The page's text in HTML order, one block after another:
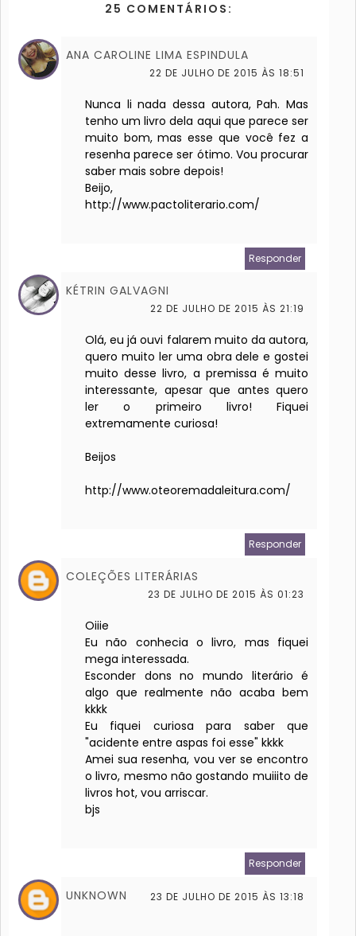
25 COMENTÁRIOS:
ANA CAROLINE LIMA ESPINDULA
22 DE JULHO DE 2015 ÀS 18:51
Nunca li nada dessa autora, Pah. Mas
tenho um livro dela aqui que parece ser
muito bom, mas esse que você fez a
resenha parece ser ótimo. Vou procurar
saber mais sobre depois!
Beijo,
http://www.pactoliterario.com/
Responder
KÉTRIN GALVAGNI
22 DE JULHO DE 2015 ÀS 21:19
Olá, eu já ouvi falarem muito da autora,
quero muito ler uma obra dele e gostei
muito desse livro, a premissa é muito
interessante, apesar que antes quero
ler o primeiro livro! Fiquei
extremamente curiosa!
Beijos
http://www.oteoremadaleitura.com/
Responder
COLEÇÕES LITERÁRIAS
23 DE JULHO DE 2015 ÀS 01:23
Oiiie
Eu não conhecia o livro, mas fiquei
mega interessada.
Esconder dons no mundo literário é
algo que realmente não acaba bem
kkkk
Eu fiquei curiosa para saber que
"acidente entre aspas foi esse" kkkk
Amei sua resenha, vou ver se encontro
o livro, mesmo não gostando muiiito de
livros hot, vou arriscar.
bjs
Responder
UNKNOWN 23 DE JULHO DE 2015 ÀS 13:18